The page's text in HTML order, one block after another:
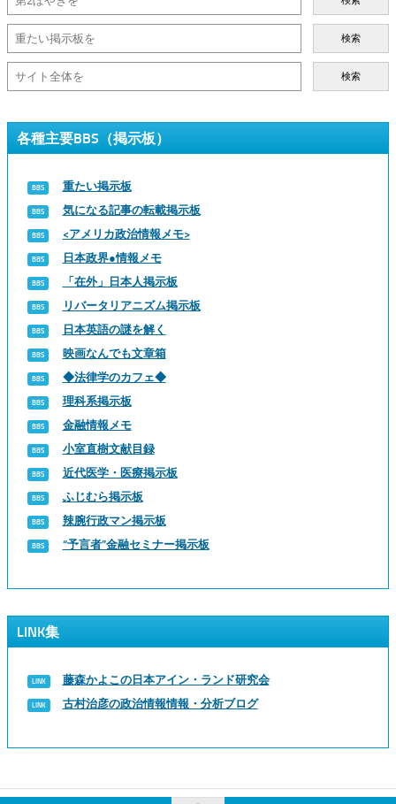
検索
検索
各種主要BBS（掲示板）
重たい掲示板
気になる記事の転載掲示板
<アメリカ政治情報メモ>
日本政界●情報メモ
「在外」日本人掲示板
リバータリアニズム掲示板
日本英語の謎を解く
映画なんでも文章箱
◆法律学のカフェ◆
理科系掲示板
金融情報メモ
小室直樹文献目録
近代医学・医療掲示板
ふじむら掲示板
辣腕行政マン掲示板
“予言者”金融セミナー掲示板
LINK集
藤森かよこの日本アイン・ランド研究会
古村治彦の政治情報情報・分析ブログ